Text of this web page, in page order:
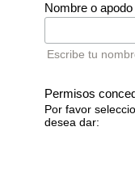
Nombre o apodo
Escribe tu
Permisos
Por favor
desea dar: